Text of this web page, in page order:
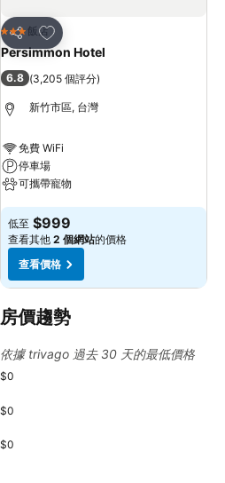
分享
加入我的最愛
3 星級飯店
Persimmon Hotel
6.8 (3,205 個評分)
新竹市區, 台灣
免費 WiFi
停車場
可攜帶寵物
查看價格
低至 $999
查看其他 2 個網站的價格
查看價格
房價趨勢
依據 trivago 過去 30 天的最低價格
$0
$0
$0